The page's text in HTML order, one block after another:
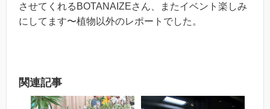
させてくれるBOTANAIZEさん、またイベント楽しみ
にしてます〜植物以外のレポートでした。
関連記事